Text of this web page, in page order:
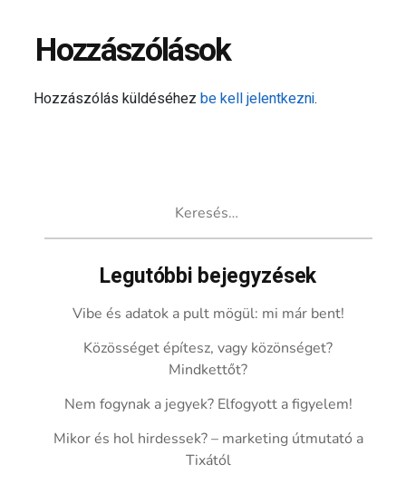
Hozzászólások
Hozzászólás küldéséhezbe kell jelentkezni.
Legutóbbi bejegyzések
Vibe és adatok a pult mögül: mi már bent!
Közösséget építesz, vagy közönséget?
Mindkettőt?
Nem fogynak a jegyek? Elfogyott a figyelem!
Mikor és hol hirdessek? – marketing útmutató a
Tixától